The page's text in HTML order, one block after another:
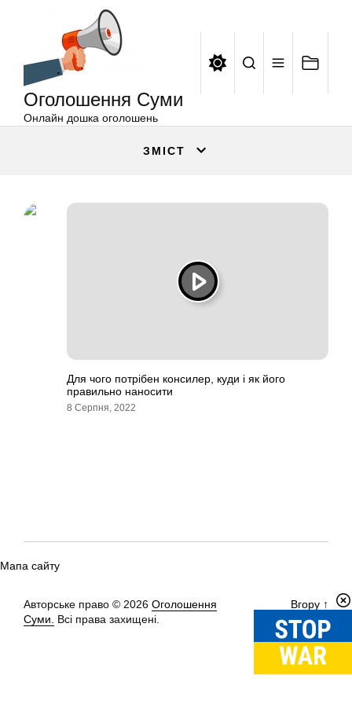
Оголошення Суми
Онлайн дошка оголошень
ЗМІСТ
Для чого потрібен консилер, куди і як його
правильно наносити
8 Серпня, 2022
Мапа сайту
Авторське право © 2026 Оголошення
Суми.
Всі права захищені.
Вгору ↑